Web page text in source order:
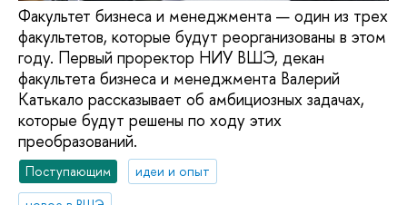
Факультет бизнеса и менеджмента — один из трех
факультетов, которые будут реорганизованы в этом
году. Первый проректор НИУ ВШЭ, декан
факультета бизнеса и менеджмента Валерий
Катькало рассказывает об амбициозных задачах,
которые будут решены по ходу этих
преобразований.
Поступающим
идеи и опыт